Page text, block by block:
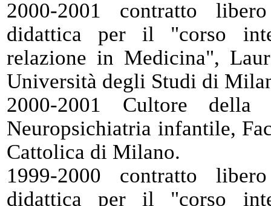
2000-2001 contratto
didattica per il "corso
relazione in Medicina",
Università degli Studi di
2000-2001 Cultore
Neuropsichiatria infantile,
Cattolica di Milano.
1999-2000 contratto
didattica per il "corso